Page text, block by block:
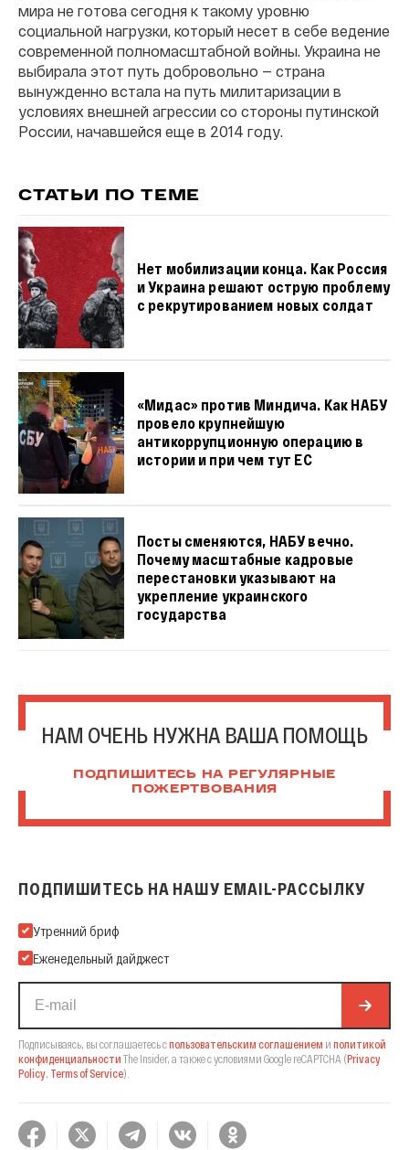
мира не готова сегодня к такому уровню
социальной нагрузки, который несет в себе ведение
современной полномасштабной войны. Украина не
выбирала этот путь добровольно — страна
вынужденно встала на путь милитаризации в
условиях внешней агрессии со стороны путинской
России, начавшейся еще в 2014 году.
СТАТЬИ ПО ТЕМЕ
Нет мобилизации конца. Как Россия
и Украина решают острую проблему
с рекрутированием новых солдат
«Мидас» против Миндича. Как НАБУ
провело крупнейшую
антикоррупционную операцию в
истории и при чем тут ЕС
Посты сменяются, НАБУ вечно.
Почему масштабные кадровые
перестановки указывают на
укрепление украинского
государства
НАМ ОЧЕНЬ НУЖНА ВАША ПОМОЩЬ
ПОДПИШИТЕСЬ НА РЕГУЛЯРНЫЕ
ПОЖЕРТВОВАНИЯ
ПОДПИШИТЕСЬ НА НАШУ EMAIL-РАССЫЛКУ
Подпишитесь на нашу Email-рассылку
Утренний бриф
Еженедельный дайджест
Подписываясь, вы соглашаетесь спользовательским соглашением и политикой
конфиденциальности The Insider, а также с условиями Google reCAPTCHA (Privacy
Policy, Terms of Service).